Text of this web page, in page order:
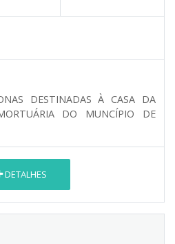
DESTINADAS À CASA DA
DO MUNCÍPIO DE
DETALHES